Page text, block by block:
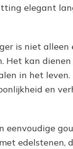
elegant
is niet alleen
Het kan
in het
en
eenvoudige
edelstenen,